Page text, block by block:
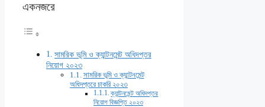
একনজরে
সামরিক ভূমি ও ক্যান্টনমেন্ট অধিদপ্তর
নিয়োগ ২০২৩
সামরিক ভূমি ও ক্যান্টনমেন্ট
অধিদপ্তরে চাকরি ২০২৩
ক্যান্টনমেন্ট অধিদপ্তর
নিয়োগ বিজ্ঞপ্তি ২০২৩